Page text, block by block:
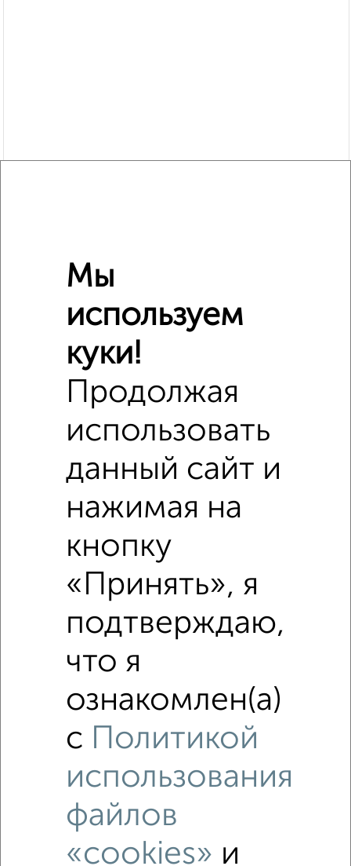
Сравнение средних цен
1‑комнатные квартиры с похожей площадью ±10%
3 280 000
Средняя цена район
Это предложение
Похожие предложения рядом
1‑комнатные квартиры недалеко от
Мы
используем
куки!
Продолжая
использовать
данный сайт и
нажимая на
кнопку
«Принять», я
подтверждаю,
что я
ознакомлен(а)
с
Политикой
использования
файлов
«cookies» и